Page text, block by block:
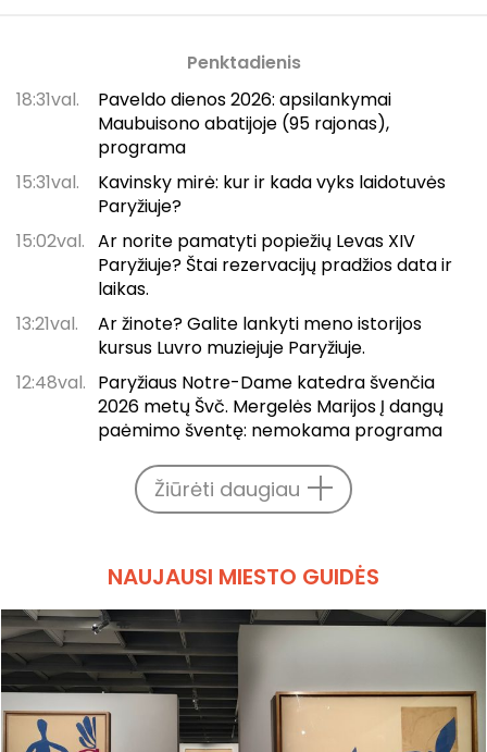
Penktadienis
18:31val.
Paveldo dienos 2026: apsilankymai
Maubuisono abatijoje (95 rajonas),
programa
15:31val.
Kavinsky mirė: kur ir kada vyks laidotuvės
Paryžiuje?
15:02val. Ar norite pamatyti popiežių Levas XIV
Paryžiuje? Štai rezervacijų pradžios data ir
laikas.
13:21val.
Ar žinote? Galite lankyti meno istorijos
kursus Luvro muziejuje Paryžiuje.
12:48val. Paryžiaus Notre-Dame katedra švenčia
2026 metų Švč. Mergelės Marijos Į dangų
paėmimo šventę: nemokama programa
Žiūrėti daugiau
NAUJAUSI MIESTO GUIDĖS